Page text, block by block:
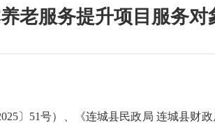
老服务提升项目服务对
〕 51号） 《连城县民政局 连城县财政